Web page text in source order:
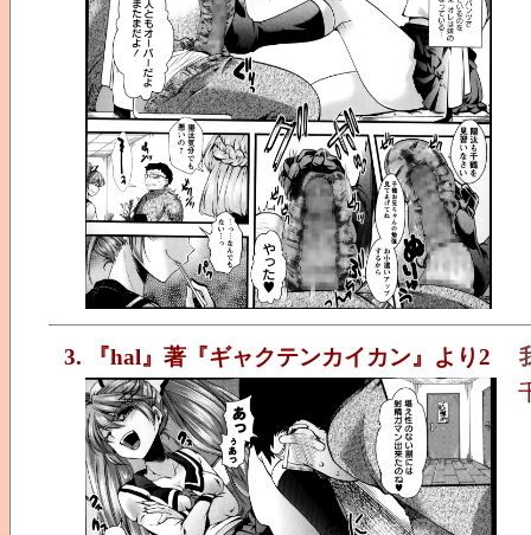
3. 『hal』著『ギャクテンカイカン』より2